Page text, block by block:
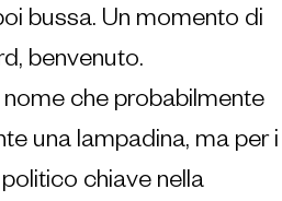
bussa. Un momento di
benvenuto.
che probabilmente
una lampadina, ma per i
chiave nella